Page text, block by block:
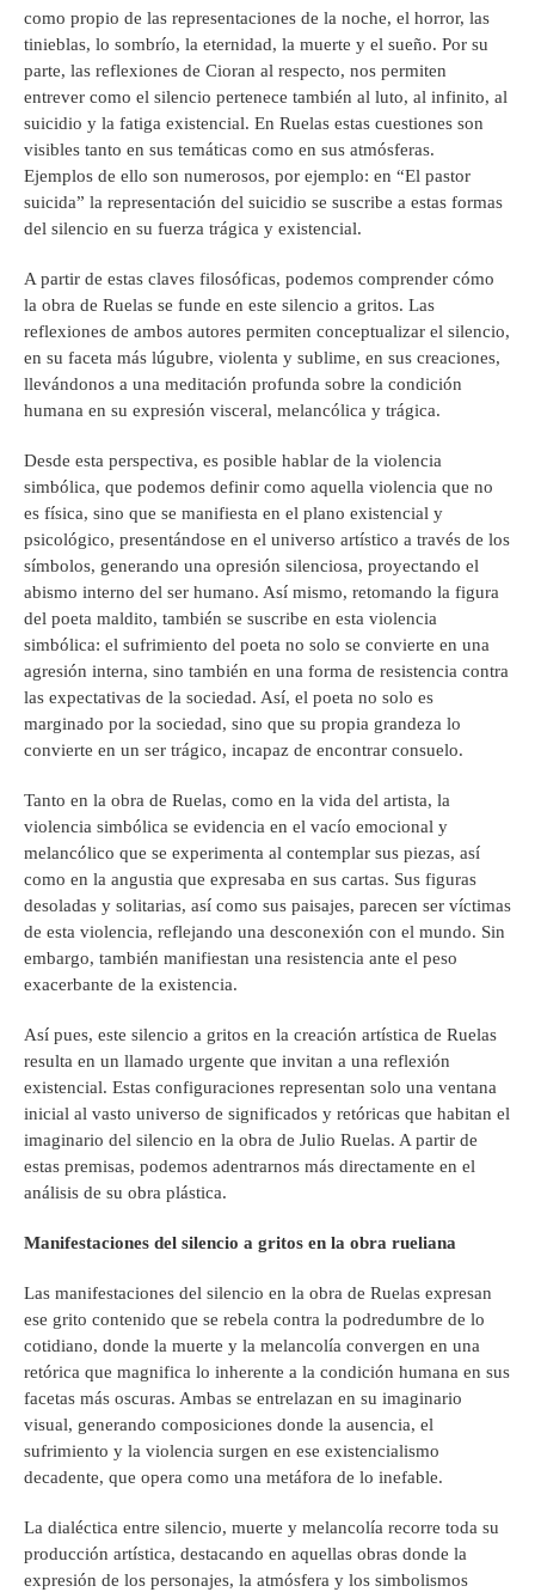
como propio de las representaciones de la noche, el horror, las
tinieblas, lo sombrío, la eternidad, la muerte y el sueño. Por su
parte, las reflexiones de Cioran al respecto, nos permiten
entrever como el silencio pertenece también al luto, al infinito, al
suicidio y la fatiga existencial. En Ruelas estas cuestiones son
visibles tanto en sus temáticas como en sus atmósferas.
Ejemplos de ello son numerosos, por ejemplo: en “El pastor
suicida” la representación del suicidio se suscribe a estas formas
del silencio en su fuerza trágica y existencial.
A partir de estas claves filosóficas, podemos comprender cómo
la obra de Ruelas se funde en este silencio a gritos. Las
reflexiones de ambos autores permiten conceptualizar el silencio,
en su faceta más lúgubre, violenta y sublime, en sus creaciones,
llevándonos a una meditación profunda sobre la condición
humana en su expresión visceral, melancólica y trágica.
Desde esta perspectiva, es posible hablar de la violencia
simbólica, que podemos definir como aquella violencia que no
es física, sino que se manifiesta en el plano existencial y
psicológico, presentándose en el universo artístico a través de los
símbolos, generando una opresión silenciosa, proyectando el
abismo interno del ser humano. Así mismo, retomando la figura
del poeta maldito, también se suscribe en esta violencia
simbólica: el sufrimiento del poeta no solo se convierte en una
agresión interna, sino también en una forma de resistencia contra
las expectativas de la sociedad. Así, el poeta no solo es
marginado por la sociedad, sino que su propia grandeza lo
convierte en un ser trágico, incapaz de encontrar consuelo.
Tanto en la obra de Ruelas, como en la vida del artista, la
violencia simbólica se evidencia en el vacío emocional y
melancólico que se experimenta al contemplar sus piezas, así
como en la angustia que expresaba en sus cartas. Sus figuras
desoladas y solitarias, así como sus paisajes, parecen ser víctimas
de esta violencia, reflejando una desconexión con el mundo. Sin
embargo, también manifiestan una resistencia ante el peso
exacerbante de la existencia.
Así pues, este silencio a gritos en la creación artística de Ruelas
resulta en un llamado urgente que invitan a una reflexión
existencial. Estas configuraciones representan solo una ventana
inicial al vasto universo de significados y retóricas que habitan el
imaginario del silencio en la obra de Julio Ruelas. A partir de
estas premisas, podemos adentrarnos más directamente en el
análisis de su obra plástica.
Manifestaciones del silencio a gritos en la obra rueliana
Las manifestaciones del silencio en la obra de Ruelas expresan
ese grito contenido que se rebela contra la podredumbre de lo
cotidiano, donde la muerte y la melancolía convergen en una
retórica que magnifica lo inherente a la condición humana en sus
facetas más oscuras. Ambas se entrelazan en su imaginario
visual, generando composiciones donde la ausencia, el
sufrimiento y la violencia surgen en ese existencialismo
decadente, que opera como una metáfora de lo inefable.
La dialéctica entre silencio, muerte y melancolía recorre toda su
producción artística, destacando en aquellas obras donde la
expresión de los personajes, la atmósfera y los simbolismos